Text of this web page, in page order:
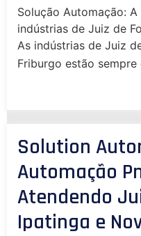
Solução Automação:
indústrias de Juiz de
As indústrias de Juiz
Friburgo estão sempre
Solution
Automação
Atendendo
Ipatinga e